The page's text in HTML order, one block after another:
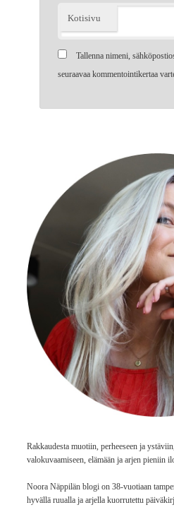
Kotisivu
Tallenna nimeni,
seuraavaa kommentointikertaa
Rakkaudesta muotiin, perheeseen ja
valokuvaamiseen, elämään ja arjen pieniin
Noora Näppilän blogi on 38-vuotiaan
hyvällä ruualla ja arjella kuorrutettu